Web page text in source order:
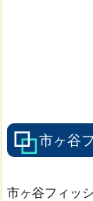
市ヶ谷
市ヶ谷フィッ